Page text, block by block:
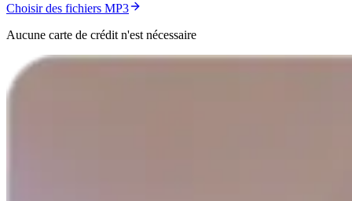
Choisir des fichiers MP3
Aucune carte de crédit n'est nécessaire